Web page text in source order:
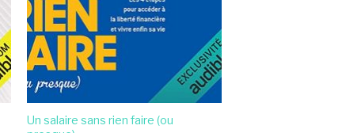
Un salaire sans rien faire (ou